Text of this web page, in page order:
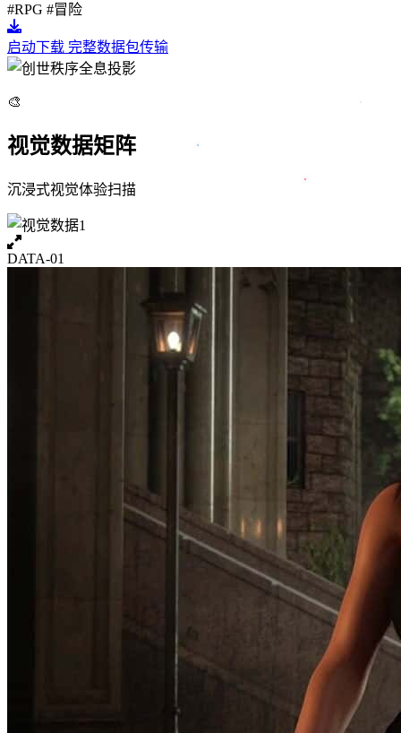
#RPG #冒险
启动下载 完整数据包传输
🎨
视觉数据矩阵
沉浸式视觉体验扫描
DATA-01